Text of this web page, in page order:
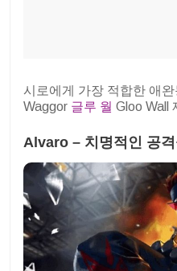
시로에게 가장 적합한 애
Waggor 글루 월 Gloo Wall
Alvaro – 치명적인 공